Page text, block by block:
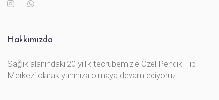
Hakkımızda
Sağlık alanındaki 20 yıllık tecrübemizle Özel Pendik Tıp
Merkezi olarak yanınıza olmaya devam ediyoruz.